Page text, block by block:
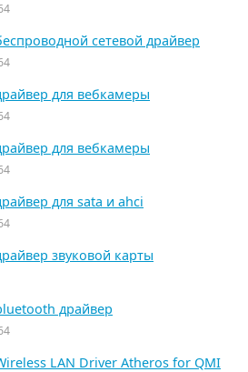
сетевой драйвер
для вебкамеры
для вебкамеры
для sata и ahci
звуковой карты
драйвер
LAN Driver Atheros for QMI